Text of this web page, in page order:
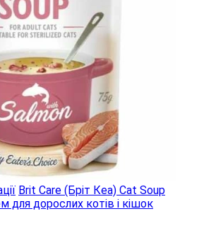
Brit Care (Бріт Кеа) Cat Soup
для дорослих котів і кішок